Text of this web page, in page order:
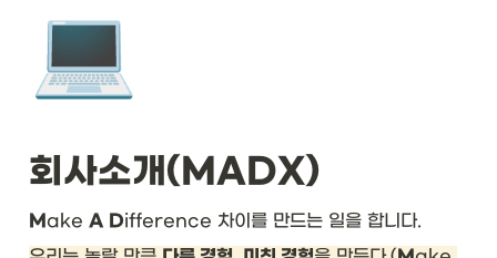
💻
회사소개(MADX)
Make A Difference 차이를 만드는 일을 합니다.